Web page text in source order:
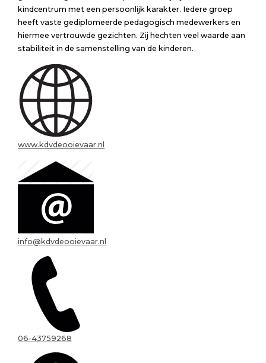
kindcentrum met een persoonlijk karakter. Iedere groep
heeft vaste gediplomeerde pedagogisch medewerkers en
hiermee vertrouwde gezichten. Zij hechten veel waarde aan
stabiliteit in de samenstelling van de kinderen.
www.kdvdeooievaar.nl
info@kdvdeooievaar.nl
06-43759268